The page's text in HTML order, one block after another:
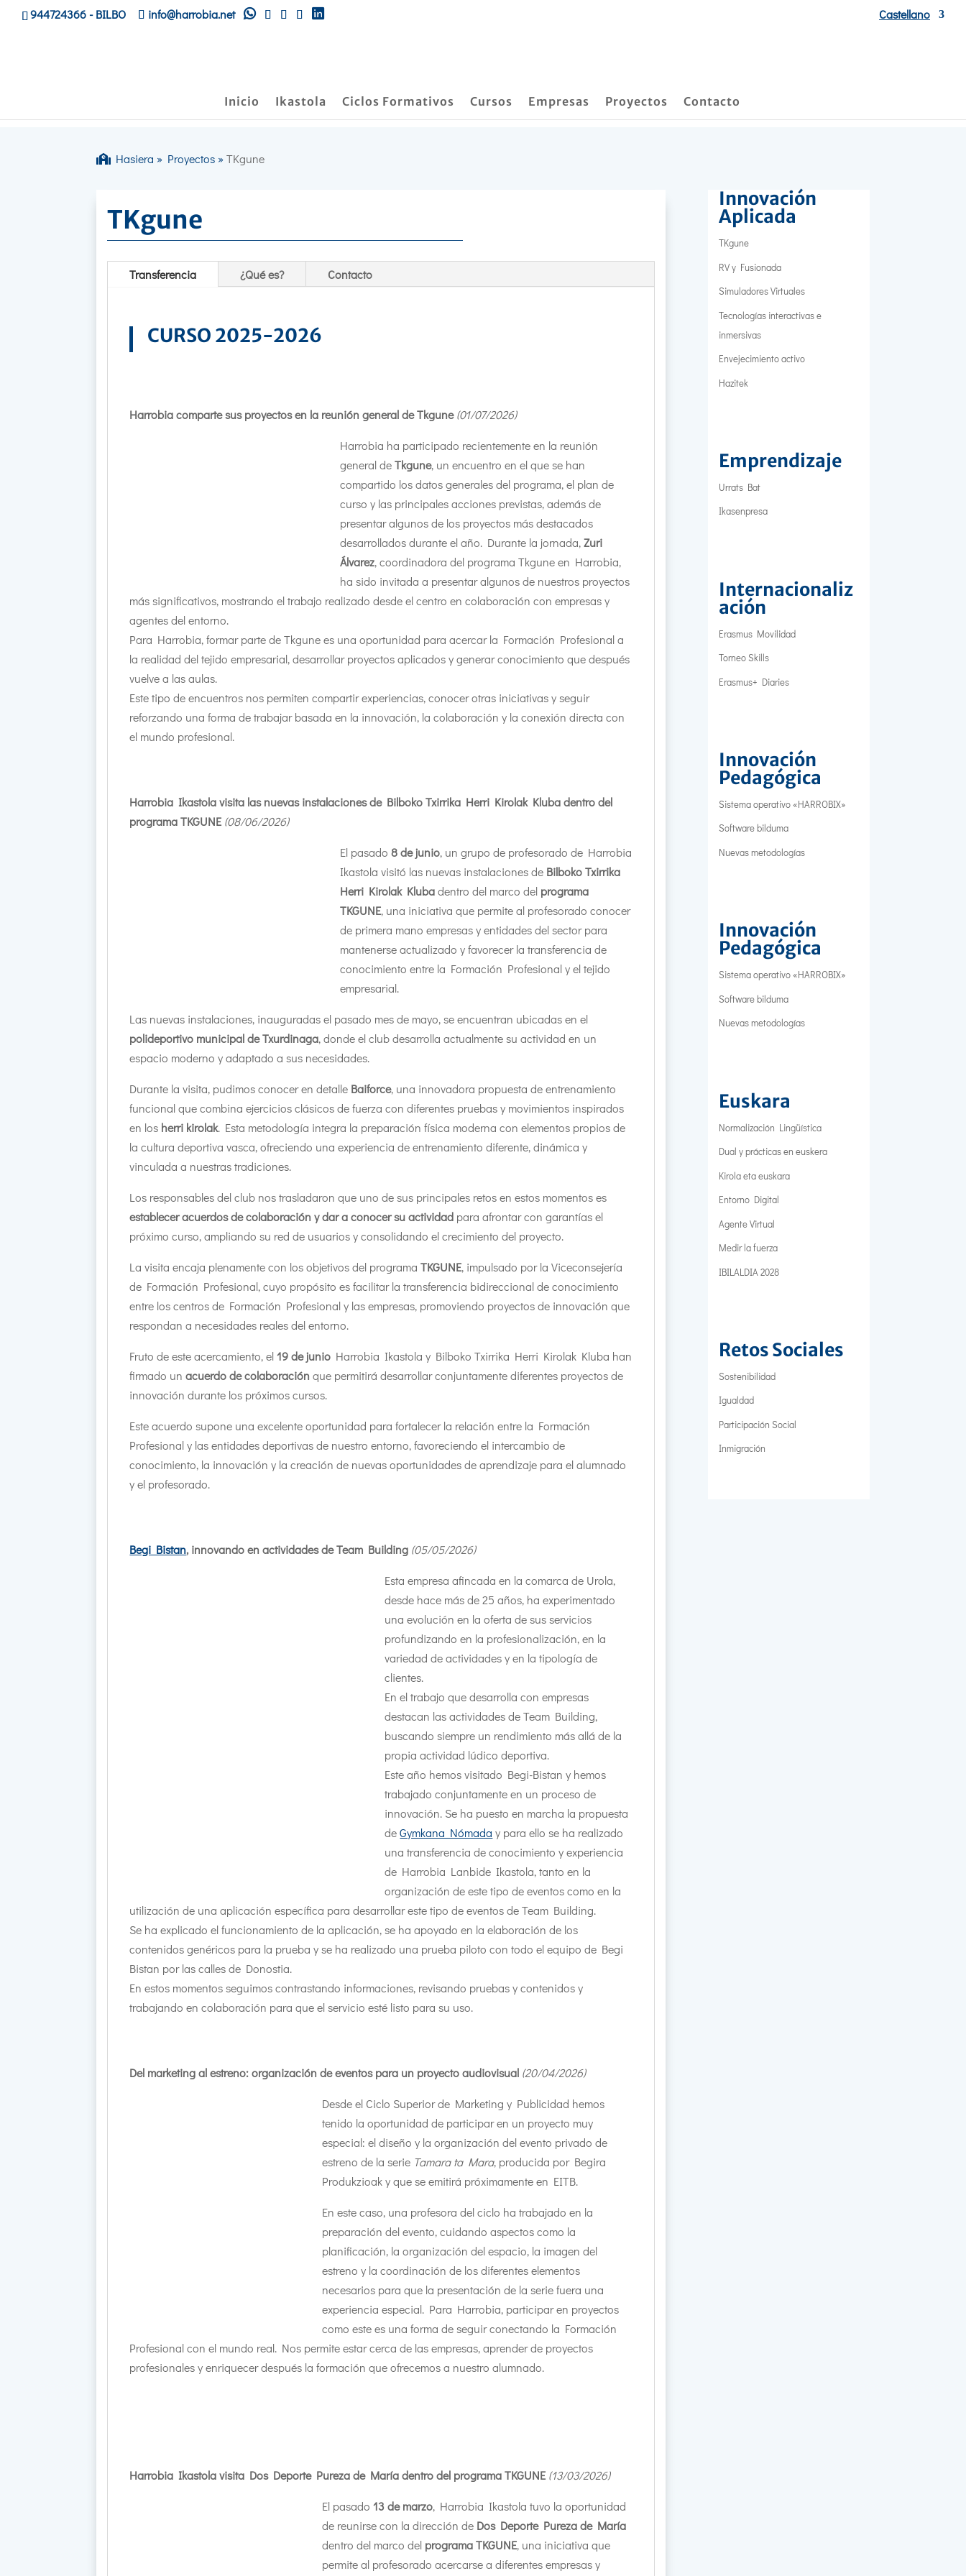
944724366- BILBO info@harrobia.net Castellano
Inicio Ikastola Ciclos Formativos Cursos Empresas Proyectos Contacto
Hasiera » Proyectos »TKgune
TKgune
Transferencia ¿Qué es? Contacto
CURSO 2025-2026
Harrobia comparte sus proyectos en la reunión general de Tkgune(01/07/2026)
Harrobia ha participado recientemente en la reunión
general deTkgune, un encuentro en el que se han
compartido los datos generales del programa, el plan de
curso y las principales acciones previstas, además de
presentar algunos de los proyectos más destacados
desarrollados durante el año. Durante la jornada,Zuri
Álvarez, coordinadora del programa Tkgune en Harrobia,
ha sido invitada a presentar algunos de nuestros proyectos
más significativos, mostrando el trabajo realizado desde el centro en colaboración con empresas y
agentes del entorno.
Para Harrobia, formar parte de Tkgune es una oportunidad para acercar la Formación Profesional a
la realidad del tejido empresarial, desarrollar proyectos aplicados y generar conocimiento que después
vuelve a las aulas.
Este tipo de encuentros nos permiten compartir experiencias, conocer otras iniciativas y seguir
reforzando una forma de trabajar basada en la innovación, la colaboración y la conexión directa con
el mundo profesional.
Harrobia Ikastola visita las nuevas instalaciones de Bilboko Txirrika Herri Kirolak Kluba dentro del
programa TKGUNE (08/06/2026)
El pasado8 de junio, un grupo de profesorado de Harrobia
Ikastola visitó las nuevas instalaciones de Bilboko Txirrika
Herri Kirolak Klubadentro del marco del programa
TKGUNE, una iniciativa que permite al profesorado conocer
de primera mano empresas y entidades del sector para
mantenerse actualizado y favorecer la transferencia de
conocimiento entre la Formación Profesional y el tejido
empresarial.
Las nuevas instalaciones, inauguradas el pasado mes de mayo, se encuentran ubicadas en el
polideportivo municipal de Txurdinaga, donde el club desarrolla actualmente su actividad en un
espacio moderno y adaptado a sus necesidades.
Durante la visita, pudimos conocer en detalle Baiforce, una innovadora propuesta de entrenamiento
funcional que combina ejercicios clásicos de fuerza con diferentes pruebas y movimientos inspirados
en los herri kirolak. Esta metodología integra la preparación física moderna con elementos propios de
la cultura deportiva vasca, ofreciendo una experiencia de entrenamiento diferente, dinámica y
vinculada a nuestras tradiciones.
Los responsables del club nos trasladaron que uno de sus principales retos en estos momentos es
establecer acuerdos de colaboración y dar a conocer su actividad para afrontar con garantías el
próximo curso, ampliando su red de usuarios y consolidando el crecimiento del proyecto.
La visita encaja plenamente con los objetivos del programaTKGUNE, impulsado por la Viceconsejería
de Formación Profesional, cuyo propósito es facilitar la transferencia bidireccional de conocimiento
entre los centros de Formación Profesional y las empresas, promoviendo proyectos de innovación que
respondan a necesidades reales del entorno.
Fruto de este acercamiento, el19 de junio Harrobia Ikastola y Bilboko Txirrika Herri Kirolak Kluba han
firmado unacuerdo de colaboración que permitirá desarrollar conjuntamente diferentes proyectos de
innovación durante los próximos cursos.
Este acuerdo supone una excelente oportunidad para fortalecer la relación entre la Formación
Profesional y las entidades deportivas de nuestro entorno, favoreciendo el intercambio de
conocimiento, la innovación y la creación de nuevas oportunidades de aprendizaje para el alumnado
y el profesorado.
Begi Bistan, innovando en actividades de Team Building (05/05/2026)
Esta empresa afincada en la comarca de Urola,
desde hace más de 25 años, ha experimentado
una evolución en la oferta de sus servicios
profundizando en la profesionalización, en la
variedad de actividades y en la tipología de
clientes.
En el trabajo que desarrolla con empresas
destacan las actividades de Team Building,
buscando siempre un rendimiento más allá de la
propia actividad lúdico deportiva.
Este año hemos visitado Begi-Bistan y hemos
trabajado conjuntamente en un proceso de
innovación. Se ha puesto en marcha la propuesta
deGymkana Nómada y para ello se ha realizado
una transferencia de conocimiento y experiencia
de Harrobia Lanbide Ikastola, tanto en la
organización de este tipo de eventos como en la
utilización de una aplicación específica para desarrollar este tipo de eventos de Team Building.
Se ha explicado el funcionamiento de la aplicación, se ha apoyado en la elaboración de los
contenidos genéricos para la prueba y se ha realizado una prueba piloto con todo el equipo de Begi
Bistan por las calles de Donostia.
En estos momentos seguimos contrastando informaciones, revisando pruebas y contenidos y
trabajando en colaboración para que el servicio esté listo para su uso.
Del marketing al estreno: organización de eventos para un proyecto audiovisual (20/04/2026)
Desde el Ciclo Superior de Marketing y Publicidad hemos
tenido la oportunidad de participar en un proyecto muy
especial: el diseño y la organización del evento privado de
estreno de la serie Tamara ta Mara, producida por Begira
Produkzioak y que se emitirá próximamente en EITB.
En este caso, una profesora del ciclo ha trabajado en la
preparación del evento, cuidando aspectos como la
planificación, la organización del espacio, la imagen del
estreno y la coordinación de los diferentes elementos
necesarios para que la presentación de la serie fuera una
experiencia especial. Para Harrobia, participar en proyectos
como este es una forma de seguir conectando la Formación
Profesional con el mundo real. Nos permite estar cerca de las empresas, aprender de proyectos
profesionales y enriquecer después la formación que ofrecemos a nuestro alumnado.
Harrobia Ikastola visita Dos Deporte Pureza de María dentro del programa TKGUNE (13/03/2026)
El pasado13 de marzo, Harrobia Ikastola tuvo la oportunidad
de reunirse con la dirección de Dos Deporte Pureza de María
dentro del marco del programa TKGUNE, una iniciativa que
permite al profesorado acercarse a diferentes empresas y
Innovación
Aplicada
TKgune
RV y Fusionada
Simuladores Virtuales
Tecnologías interactivas e
inmersivas
Envejecimiento activo
Hazitek
Emprendizaje
Urrats Bat
Ikasenpresa
Internacionaliz
ación
Erasmus Movilidad
Torneo Skills
Erasmus+ Diaries
Innovación
Pedagógica
Sistema operativo «HARROBIX»
Software bilduma
Nuevas metodologías
Innovación
Pedagógica
Sistema operativo «HARROBIX»
Software bilduma
Nuevas metodologías
Euskara
Normalización Lingüística
Dual y prácticas en euskera
Kirola eta euskara
Entorno Digital
Agente Virtual
Medir la fuerza
IBILALDIA 2028
Retos Sociales
Sostenibilidad
Igualdad
Participación Social
Inmigración